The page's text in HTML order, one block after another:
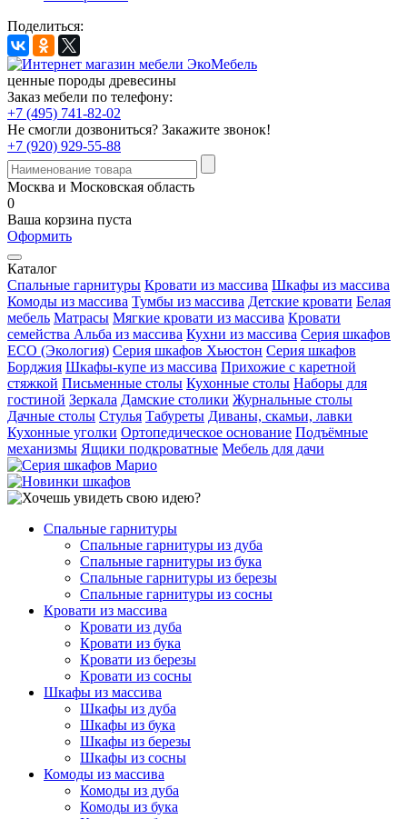
Поделиться:
ценные породы древесины
Заказ мебели по телефону:
+7 (495) 741-82-02
Не смогли дозвониться? Закажите звонок!
+7 (920) 929-55-88
Москва и Московская область
0
Ваша корзина пуста
Оформить
Каталог
Спальные гарнитуры Кровати из массива Шкафы из массива
Комоды из массива Тумбы из массива Детские кровати Белая
мебель Матрасы Мягкие кровати из массива Кровати
семейства Альба из массива Кухни из массива Серия шкафов
ECO (Экология) Серия шкафов Хьюстон Серия шкафов
Борджия Шкафы-купе из массива Прихожие с каретной
стяжкой Письменные столы Кухонные столы Наборы для
гостиной Зеркала Дамские столики Журнальные столы
Дачные столы Стулья Табуреты Диваны, скамьи, лавки
Кухонные уголки Ортопедическое основание Подъёмные
механизмы Ящики подкроватные Мебель для дачи
Спальные гарнитуры
Спальные гарнитуры из дуба
Спальные гарнитуры из бука
Спальные гарнитуры из березы
Спальные гарнитуры из сосны
Кровати из массива
Кровати из дуба
Кровати из бука
Кровати из березы
Кровати из сосны
Шкафы из массива
Шкафы из дуба
Шкафы из бука
Шкафы из березы
Шкафы из сосны
Комоды из массива
Комоды из дуба
Комоды из бука